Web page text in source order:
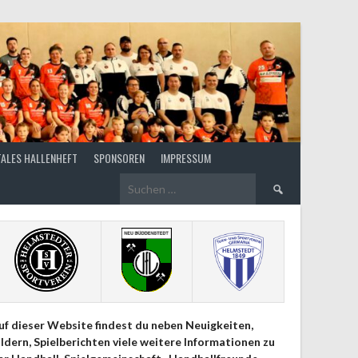
HALLENHEFT SPONSOREN IMPRESSUM
Suchen
dieser Website findest du neben Neuigkeiten,
Spielberichten viele weitere Informationen zu